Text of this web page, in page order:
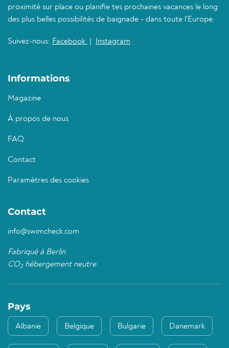
proximité sur place ou planifie tes prochaines vacances le long
des plus belles possibilités de baignade - dans toute l'Europe.
Suivez-nous: Facebook Instagram
Informations
Magazine
À propos de nous
FAQ
Contact
Paramètres des cookies
Contact
info@swimcheck.com
Fabriqué à Berlin
CO2hébergement neutre
Pays
Albanie Belgique Bulgarie Danemark